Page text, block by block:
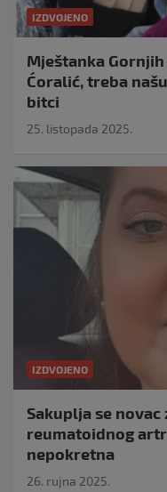
IZDVOJENO
Mještanka
Ćoralić, treba
bitci
25. listopada 2025.
IZDVOJENO
Sakuplja se novac
reumatoidnog
nepokretna
26. rujna 2025.